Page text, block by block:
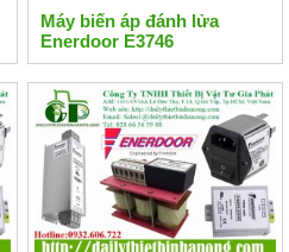
Máy biến áp đánh lửa
Enerdoor E3746